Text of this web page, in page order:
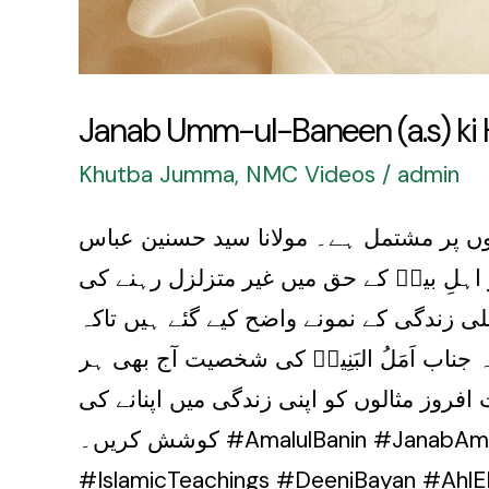
Janab Umm-ul-Baneen (a.s) ki
Khutba Jumma, NMC Videos / admin
پر مشتمل ہے۔ مولانا سید حسنین عباس
اہلِ بیتؑ کے حق میں غیر متزلزل رہنے کی
زندگی کے نمونے واضح کیے گئے ہیں تاکہ
کہ جناب اَمَلُ البَنِینؑ کی شخصیت آج بھی ہر
مثالوں کو اپنی زندگی میں اپنانے کی
کوشش کریں۔ #AmalulBanin #JanabAmalulBanin #KhutbaJumma #MolanaSyedHasnainAbbasGardezi #IslamicGuidance
#IslamicTeachings #DeeniBayan